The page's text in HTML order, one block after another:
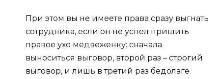
При этом вы не имеете права сразу выгнать
сотрудника, если он не успел пришить
правое ухо медвеженку: сначала
выноситься выговор, второй раз – строгий
выговор, и лишь в третий раз бедолаге